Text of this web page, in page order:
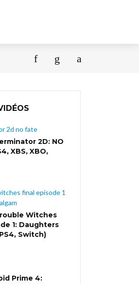
2D: NO
XBS, XBO,
Witches
1: Daughters
Switch)
Prime 4: